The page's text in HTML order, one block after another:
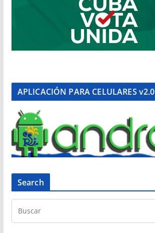
APLICACIÓN PARA CELULARES v2.0
Search